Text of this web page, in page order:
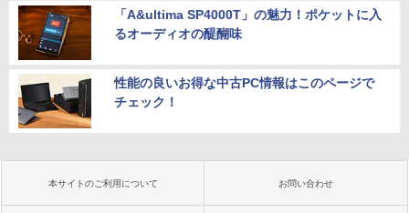
「A&ultima SP4000T」の魅力！ポケットに入
るオーディオの醍醐味
性能の良いお得な中古PC情報はこのページで
チェック！
本サイトのご利用について お問い合わせ